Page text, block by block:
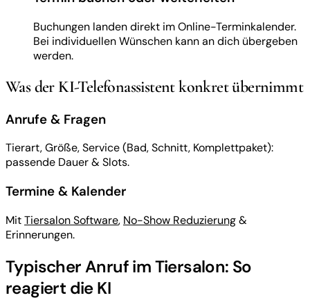
Buchungen landen direkt im Online-Terminkalender.
Bei individuellen Wünschen kann an dich übergeben
werden.
Was der KI-Telefonassistent konkret übernimmt
Anrufe & Fragen
Tierart, Größe, Service (Bad, Schnitt, Komplettpaket):
passende Dauer & Slots.
Termine & Kalender
MitTiersalon Software, No-Show Reduzierung&
Erinnerungen.
Typischer Anruf im Tiersalon: So
reagiert die KI